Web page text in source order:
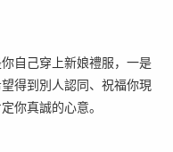
自己穿上新娘禮服，一是
得到別人認同、祝福你現
你真誠的心意。